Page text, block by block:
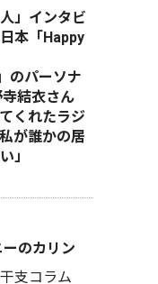
」インタビ
本「Happy
のパーソナ
寺結衣さん
くれたラジ
が誰かの居
」
のカリン
支コラム